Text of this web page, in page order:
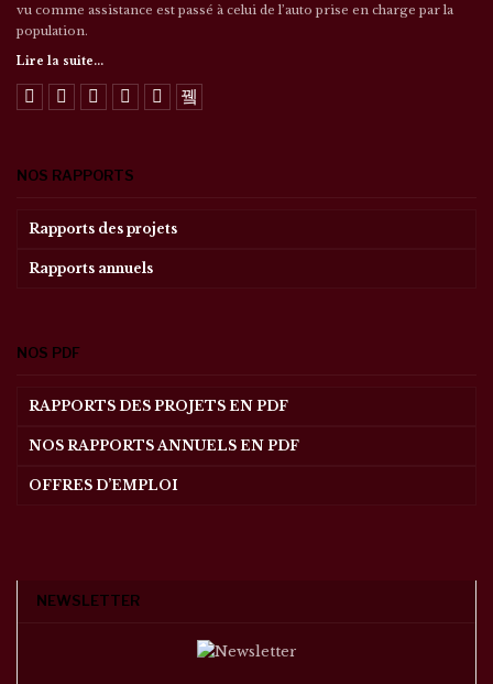
vu comme assistance est passé à celui de l’auto prise en charge par la
population.
Lire la suite...
NOS RAPPORTS
Rapports des projets
Rapports annuels
NOS PDF
RAPPORTS DES PROJETS EN PDF
NOS RAPPORTS ANNUELS EN PDF
OFFRES D’EMPLOI
NEWSLETTER